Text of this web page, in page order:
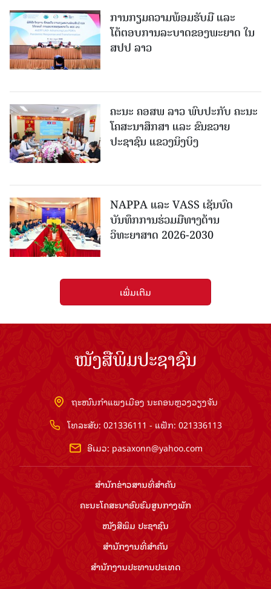
ການກຽມຄວາມພ້ອມຮັບມື ແລະ
ໂຕ້ຕອບການລະບາດຂອງພະຍາດ ໃນ
ສປປ ລາວ
ຄະນະ ຄອສພ ລາວ ພົບປະກັບ ຄະນະ
ໂຄສະນາສຶກສາ ແລະ ຂົນຂວາຍ
ປະຊາຊົນ ແຂວງນິງບິງ
NAPPA ແລະ VASS ເຊັນບົດ
ບັນທຶກການຮ່ວມມືທາງດ້ານ
ວິທະຍາສາດ 2026-2030
ເພີ່ມເຕີມ
ໜັງສືພິມປະຊາຊົນ
ຖະໜົນກຳແພງເມືອງ ນະຄອນຫຼວງວຽງຈັນ
ໂທລະສັບ: 021336111 - ແຟັກ: 021336113
ອີເມວ: pasaxonn@yahoo.com
ສຳ​ນັກ​ຂ່າວ​ສານ​ທີ່​ສຳ​ຄັນ​
ຄະນະໂຄສະນາອົບຮົມ​ສູນ​ກາງ​ພັກ
ໜັງສືພິມ ປະ​ຊາ​ຊົນ
ສຳ​ນັກ​ງານ​ທີ່​ສຳ​ຄັນ
ສຳ​ນັກ​ງານ​ປະ​ທານ​ປະ​ເທດ